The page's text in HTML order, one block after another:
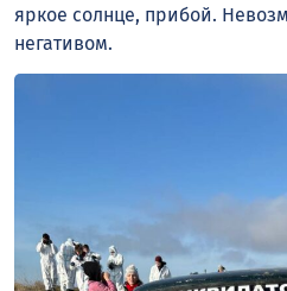
яркое солнце, прибой.
негативом.